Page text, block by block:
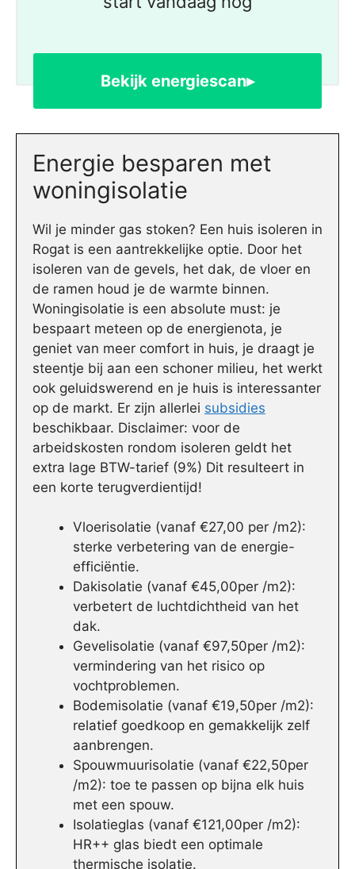
Bekijk energiescan▸
Energie besparen met
woningisolatie
Wil je minder gas stoken? Een huis isoleren in
Rogat is een aantrekkelijke optie. Door het
isoleren van de gevels, het dak, de vloer en
de ramen houd je de warmte binnen.
Woningisolatie is een absolute must: je
bespaart meteen op de energienota, je
geniet van meer comfort in huis, je draagt je
steentje bij aan een schoner milieu, het werkt
ook geluidswerend en je huis is interessanter
op de markt. Er zijn allerlei subsidies
beschikbaar. Disclaimer: voor de
arbeidskosten rondom isoleren geldt het
extra lage BTW-tarief (9%) Dit resulteert in
een korte terugverdientijd!
Vloerisolatie (vanaf €27,00 per /m2):
sterke verbetering van de energie-
efficiëntie.
Dakisolatie (vanaf €45,00per /m2):
verbetert de luchtdichtheid van het
dak.
Gevelisolatie (vanaf €97,50per /m2):
vermindering van het risico op
vochtproblemen.
Bodemisolatie (vanaf €19,50per /m2):
relatief goedkoop en gemakkelijk zelf
aanbrengen.
Spouwmuurisolatie (vanaf €22,50per
/m2): toe te passen op bijna elk huis
met een spouw.
Isolatieglas (vanaf €121,00per /m2):
HR++ glas biedt een optimale
thermische isolatie.